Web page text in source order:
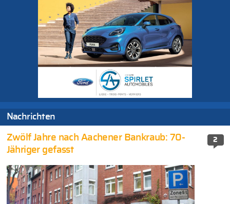
Nachrichten
2
Zwölf Jahre nach Aachener Bankraub: 70-
Jähriger gefasst